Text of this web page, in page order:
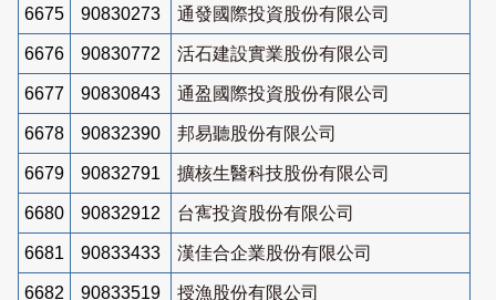
6675 90830273 通發國際投資股份有限公司
6676 90830772 活石建設實業股份有限公司
6677 90830843 通盈國際投資股份有限公司
6678 90832390 邦易聽股份有限公司
6679 90832791 擴核生醫科技股份有限公司
6680 90832912 台寯投資股份有限公司
6681 90833433 漢佳合企業股份有限公司
6682 90833519 授漁股份有限公司